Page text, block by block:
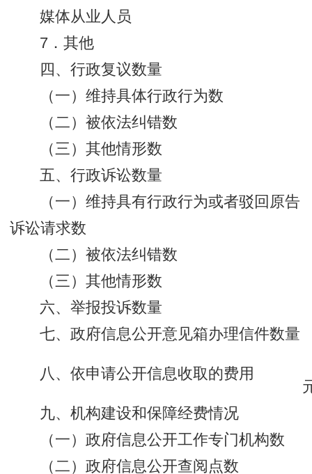
媒体从业人员
7．其他
四、行政复议数量
（一）维持具体行政行为数
（二）被依法纠错数
（三）其他情形数
五、行政诉讼数量
（一）维持具有行政行为或者驳回原告
诉讼请求数
（二）被依法纠错数
（三）其他情形数
六、举报投诉数量
七、政府信息公开意见箱办理信件数量
八、依申请公开信息收取的费用
九、机构建设和保障经费情况
（一）政府信息公开工作专门机构数
（二）政府信息公开查阅点数